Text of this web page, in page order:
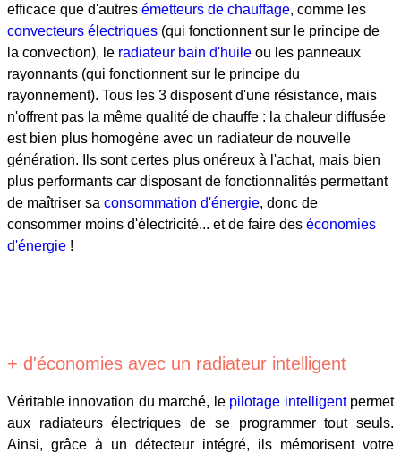
efficace que d'autres émetteurs de chauffage, comme les
convecteurs électriques (qui fonctionnent sur le principe de
la convection), le radiateur bain d'huile ou les panneaux
rayonnants (qui fonctionnent sur le principe du
rayonnement). Tous les 3 disposent d'une résistance, mais
n'offrent pas la même qualité de chauffe : la chaleur diffusée
est bien plus homogène avec un radiateur de nouvelle
génération. Ils sont certes plus onéreux à l'achat, mais bien
plus performants car disposant de fonctionnalités permettant
de maîtriser sa consommation d'énergie, donc de
consommer moins d'électricité... et de faire des économies
d'énergie !
+ d'économies avec un radiateur intelligent
Véritable innovation du marché, le pilotage intelligentpermet
aux radiateurs électriques de se programmer tout seuls.
Ainsi, grâce à un détecteur intégré, ils mémorisent votre